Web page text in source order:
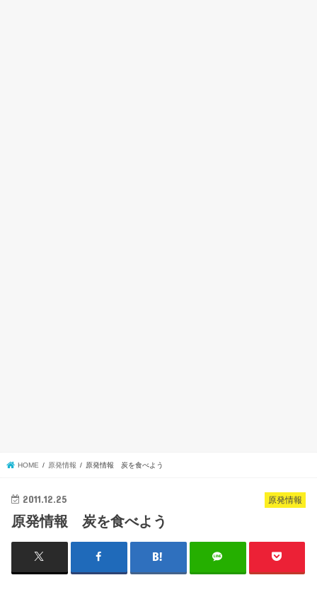
HOME 原発情報 原発情報 炭を食べよう
原発情報
2011.12.25
原発情報 炭を食べよう